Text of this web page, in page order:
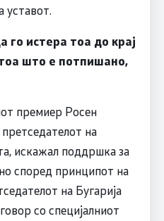
уставот.
го истера тоа до крај
што е потпишано,
премиер Росен
на
искажал поддршка за
според принципот на
на Бугарија
со специјалниот